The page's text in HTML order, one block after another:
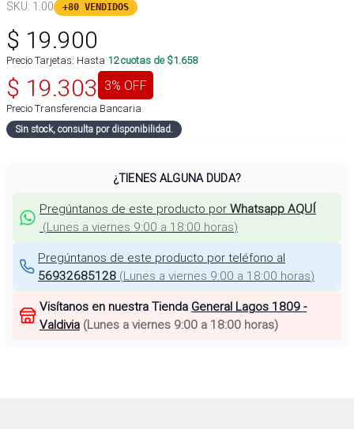
SKU: 1.00 +80 VENDIDOS
$ 19.900
Precio Tarjetas: Hasta 12cuotas de $1.658
$ 19.303 3% OFF
Precio Transferencia Bancaria
Sin stock, consulta por disponibilidad.
¿TIENES ALGUNA DUDA?
Pregúntanos de este producto por Whatsapp AQUÍ
(Lunes a viernes 9:00 a 18:00 horas)
Pregúntanos de este producto por teléfono al
56932685128 (Lunes a viernes 9:00 a 18:00 horas)
Visítanos en nuestra Tienda General Lagos 1809 -
Valdivia (Lunes a viernes 9:00 a 18:00 horas)